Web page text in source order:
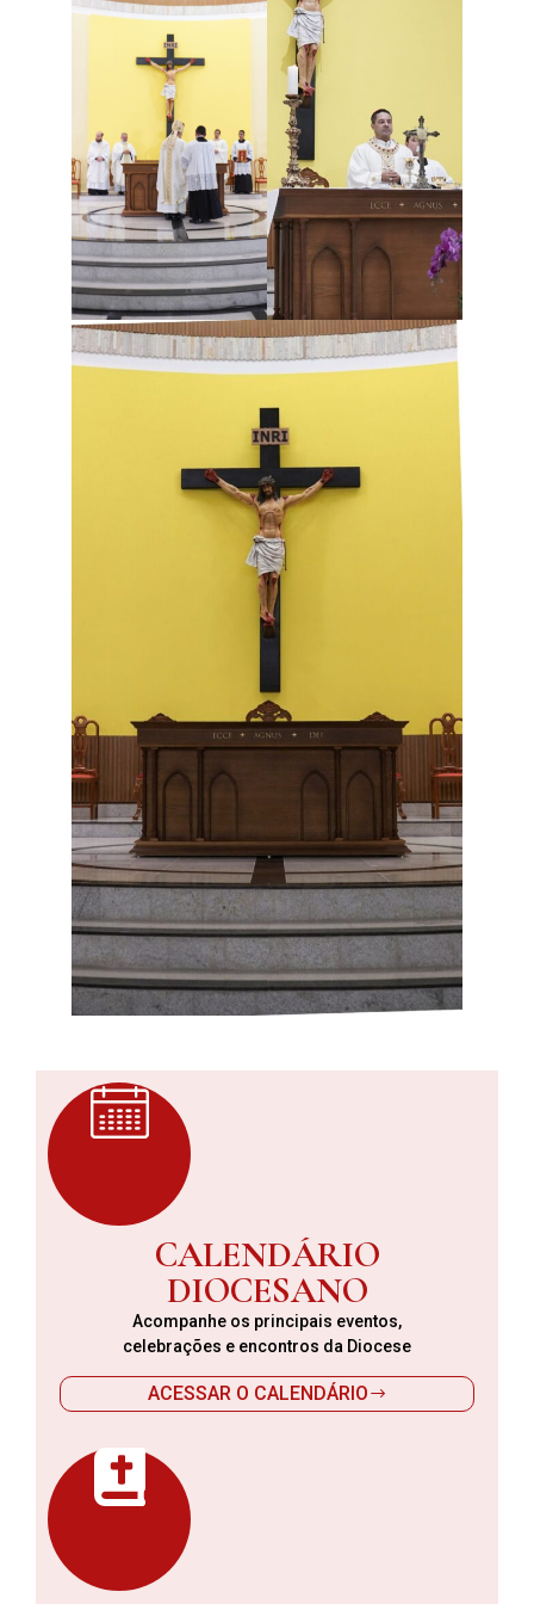
CALENDÁRIO
DIOCESANO
Acompanhe os principais eventos,
celebrações e encontros da Diocese
ACESSAR O CALENDÁRIO